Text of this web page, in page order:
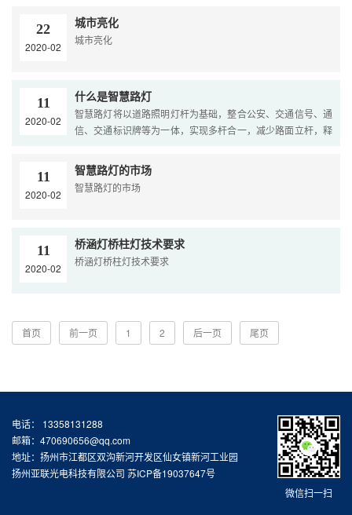
22
2020-02
城市亮化
城市亮化
11
2020-02
什么是智慧路灯
智慧路灯将以道路照明灯杆为基础，整合公安、交通信号、通
信、交通标识牌等为一体，实现多杆合一，减少路面立杆，释
11
2020-02
智慧路灯的市场
智慧路灯的市场
11
2020-02
桥涵灯桥柱灯技术要求
桥涵灯桥柱灯技术要求
首页 前一页 1 2 后一页 尾页
微信扫一扫
电话： 13358131288
邮箱：470690656@qq.com
地址：扬州市江都区双沟新河开发区仙女镇新河工业园
扬州亚联光电科技有限公司 苏ICP备19037647号